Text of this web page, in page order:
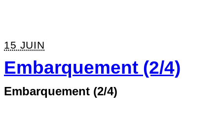
15 JUIN
Embarquement (2/4)
Embarquement (2/4)